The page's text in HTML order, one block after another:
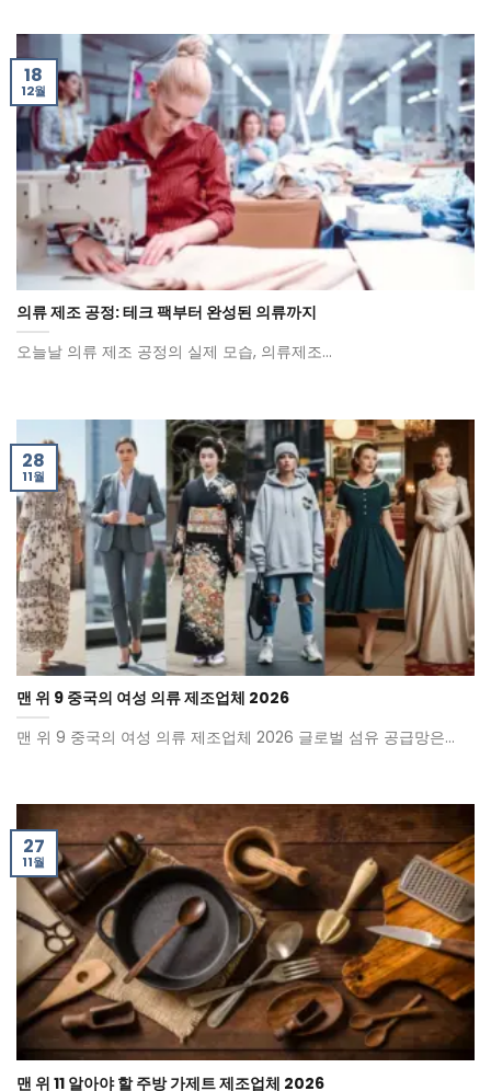
의류 제조 공정: 테크 팩부터 완성된 의류까지
오늘날 의류 제조 공정의 실제 모습, 의류제조...
18
12월
맨 위 9 중국의 여성 의류 제조업체 2026
맨 위 9 중국의 여성 의류 제조업체 2026 글로벌 섬유 공급망은...
28
11월
맨 위 11 알아야 할 주방 가제트 제조업체 2026
27
11월